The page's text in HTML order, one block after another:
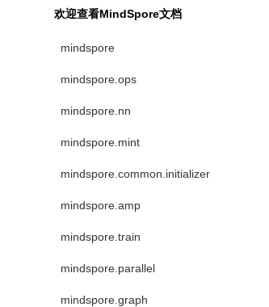
欢迎查看MindSpore文档
mindspore
mindspore.ops
mindspore.nn
mindspore.mint
mindspore.common.initializer
mindspore.amp
mindspore.train
mindspore.parallel
mindspore.graph